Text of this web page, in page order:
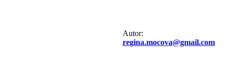
Autor:
regina.mocova@gmail.com